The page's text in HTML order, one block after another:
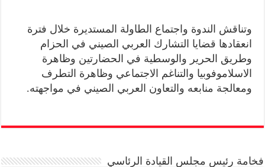
وتناقش الندوة واجتماع الطاولة المستديرة خلال فترة
انعقادها قضايا التشارك العربي الصيني في الحزام
وطريق الحرير والوسطية في الحضارتين وظاهرة
الاسلاموفوبيا والتناغم الاجتماعي وظاهرة التطرف
ومعالجة منابعه والتعاون العربي الصيني في مواجهته.
فخامة رئيس مجلس القيادة الرئاسي